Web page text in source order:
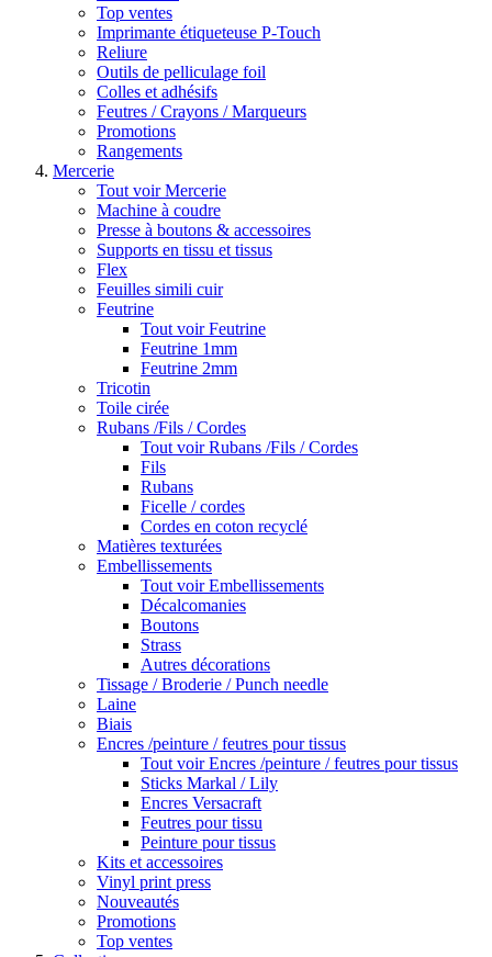
Top ventes
Imprimante étiqueteuse P-Touch
Reliure
Outils de pelliculage foil
Colles et adhésifs
Feutres / Crayons / Marqueurs
Promotions
Rangements
Mercerie
Tout voir Mercerie
Machine à coudre
Presse à boutons & accessoires
Supports en tissu et tissus
Flex
Feuilles simili cuir
Feutrine
Tout voir Feutrine
Feutrine 1mm
Feutrine 2mm
Tricotin
Toile cirée
Rubans /Fils / Cordes
Tout voir Rubans /Fils / Cordes
Fils
Rubans
Ficelle / cordes
Cordes en coton recyclé
Matières texturées
Embellissements
Tout voir Embellissements
Décalcomanies
Boutons
Strass
Autres décorations
Tissage / Broderie / Punch needle
Laine
Biais
Encres /peinture / feutres pour tissus
Tout voir Encres /peinture / feutres pour tissus
Sticks Markal / Lily
Encres Versacraft
Feutres pour tissu
Peinture pour tissus
Kits et accessoires
Vinyl print press
Nouveautés
Promotions
Top ventes